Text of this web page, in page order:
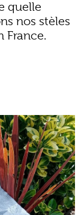
quelle
nos stèles
France.